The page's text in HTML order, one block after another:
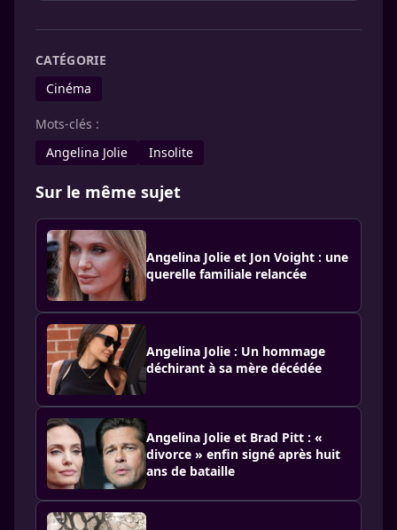
CATÉGORIE
Cinéma
Mots-clés :
Ange­lina Jolie
Insolite
Sur le même sujet
Angelina Jolie et Jon Voight : une
querelle familiale relancée
Angelina Jolie : Un hommage
déchirant à sa mère décédée
Angelina Jolie et Brad Pitt : «
divorce » enfin signé après huit
ans de bataille